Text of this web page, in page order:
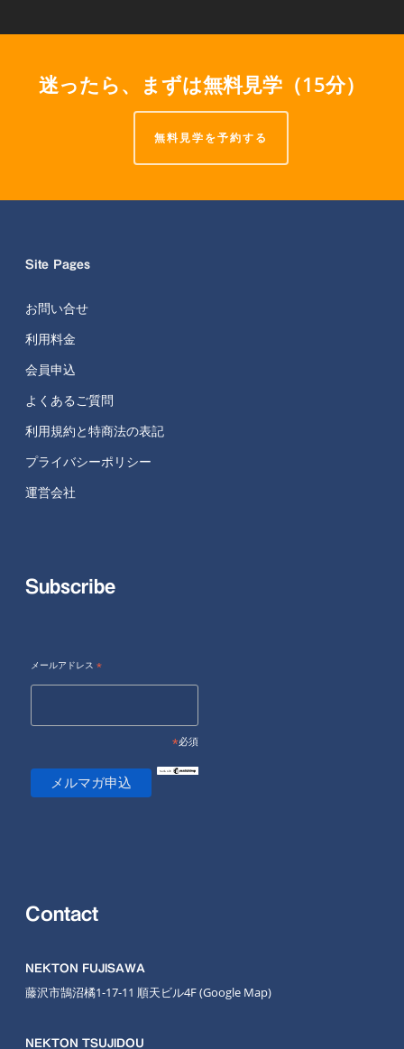
迷ったら、まずは無料見学（15分）
無料見学を予約する
Site Pages
お問い合せ
利用料金
会員申込
よくあるご質問
利用規約と特商法の表記
プライバシーポリシー
運営会社
Subscribe
メールアドレス *
*必須
Contact
NEKTON FUJISAWA
藤沢市鵠沼橘1-17-11 順天ビル4F(Google Map)
NEKTON TSUJIDOU